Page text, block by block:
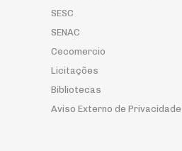
SESC
SENAC
Cecomercio
Licitações
Bibliotecas
Aviso Externo de Privacidade